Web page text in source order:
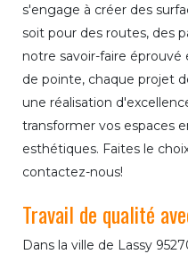
s'engage à créer des
soit pour des routes, des
notre savoir-faire
de pointe, chaque projet
une réalisation
transformer vos espaces
esthétiques. Faites le
contactez-nous!
Travail de qualité
Dans la ville de Lassy